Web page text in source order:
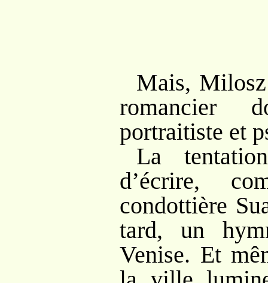
Mais,
romancier
portraitiste et
La
d’écrire,
condottière
tard, un
Venise. Et